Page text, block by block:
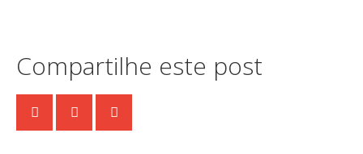
Compartilhe este post